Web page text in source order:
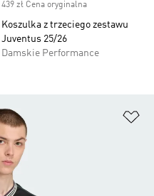
439 zł Cena oryginalna
Koszulka z trzeciego zestawu
Juventus 25/26
Damskie Performance